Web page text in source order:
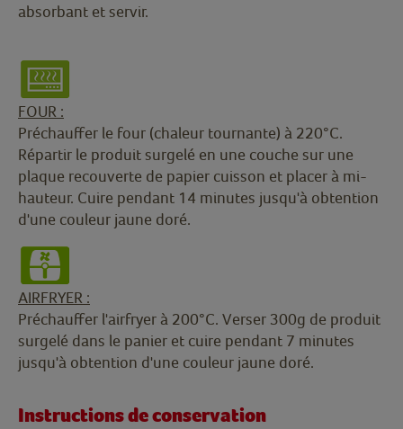
absorbant et servir.
FOUR :
Préchauffer le four (chaleur tournante) à 220°C.
Répartir le produit surgelé en une couche sur une
plaque recouverte de papier cuisson et placer à mi-
hauteur. Cuire pendant 14 minutes jusqu'à obtention
d'une couleur jaune doré.
AIRFRYER :
Préchauffer l'airfryer à 200°C. Verser 300g de produit
surgelé dans le panier et cuire pendant 7 minutes
jusqu'à obtention d'une couleur jaune doré.
Instructions de conservation